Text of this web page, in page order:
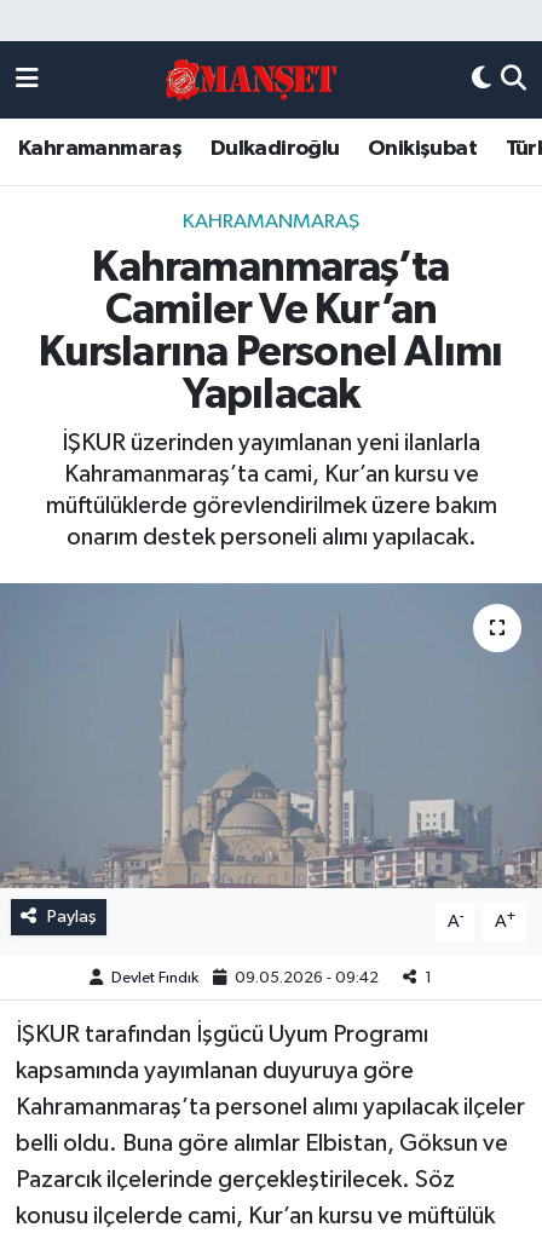
Kahramanmaraş Dulkadiroğlu Onikişubat
KAHRAMANMARAŞ
Kahramanmaraş’ta
Camiler Ve Kur’an
Kurslarına Personel Alımı
Yapılacak
İŞKUR üzerinden yayımlanan yeni ilanlarla
Kahramanmaraş’ta cami, Kur’an kursu ve
müftülüklerde görevlendirilmek üzere bakım
onarım destek personeli alımı yapılacak.
Paylaş A- A+
Devlet Fındık 09.05.2026 - 09:42 1
İŞKUR tarafından İşgücü Uyum Programı
kapsamında yayımlanan duyuruya göre
Kahramanmaraş’ta personel alımı yapılacak ilçeler
belli oldu. Buna göre alımlar Elbistan, Göksun ve
Pazarcık ilçelerinde gerçekleştirilecek. Söz
konusu ilçelerde cami, Kur’an kursu ve müftülük
DULKADİROĞLU
KAHRAMANMARAŞ
ONİKİŞUBAT
ÖZEL HABER
Kahramanmaraş Nöbetçi Eczaneler
Kahramanmaraş Hava Durumu
Kahramanmaraş Trafik Yoğunluk Haritası
Süper Lig Puan Durumu ve Fikstür
Tüm Manşetler
Son Dakika Haberleri
Haber Arşivi